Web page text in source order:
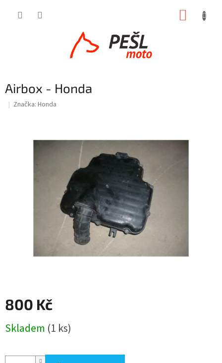
Airbox - Honda
Značka: Honda
800 Kč
cena:
Skladem (1 ks)